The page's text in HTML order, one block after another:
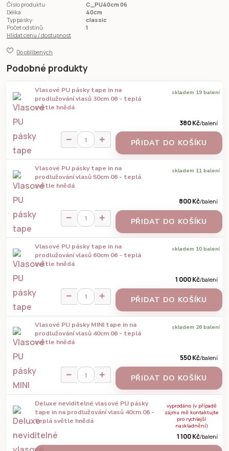
Číslo produktu:
C_PU40cm 06
Délka:
40cm
Typ pásky:
classic
Počet odstínů:
1
Hlídat cenu / dostupnost
Do oblíbených
Podobné produkty
Vlasové PU pásky tape in na
prodlužování vlasů 30cm 06 - teplá
světle hnědá
380 Kč/balení
skladem 19 balení
PŘIDAT DO KOŠÍKU
Vlasové PU pásky tape in na
prodlužování vlasů 50cm 06 - teplá
světle hnědá
800 Kč/balení
skladem 11 balení
PŘIDAT DO KOŠÍKU
Vlasové PU pásky tape in na
prodlužování vlasů 60cm 06 - teplá
světle hnědá
1 000 Kč/balení
skladem 10 balení
PŘIDAT DO KOŠÍKU
Vlasové PU pásky MINI tape in na
prodlužování vlasů 40cm 06 - teplá
světle hnědá
550 Kč/balení
skladem 26 balení
PŘIDAT DO KOŠÍKU
Deluxe neviditelné vlasové PU pásky
tape in na prodlužování vlasů 40cm 06 -
teplá světle hnědá
1 100 Kč/balení
vyprodáno (v případě
zájmu mě kontaktujte
pro rychlejší
naskladnění)